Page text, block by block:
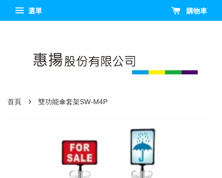
選單 購物車
首頁 › 雙功能傘套架SW-M4P